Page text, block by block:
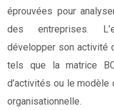
éprouvées pour
des entreprises.
développer son activité
tels que la matrice
d’activités ou le modèle
organisationnelle.